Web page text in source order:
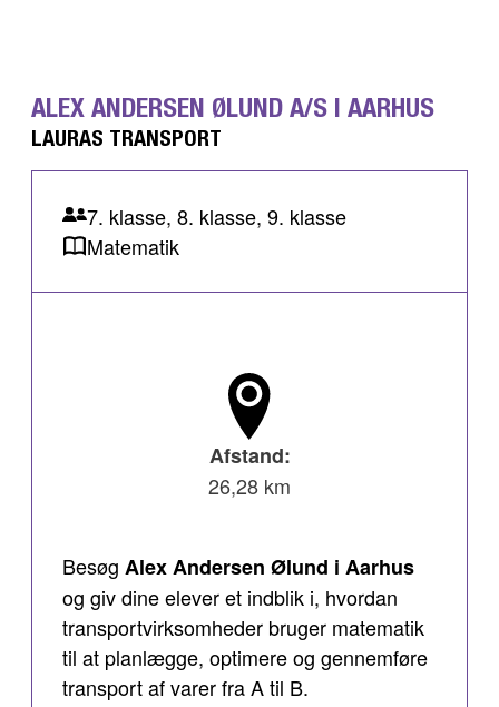
ALEX ANDERSEN ØLUND A/S I AARHUS
LAURAS TRANSPORT
7. klasse, 8. klasse, 9. klasse
Matematik
Afstand:
26,28 km
Besøg Alex Andersen Ølund i Aarhus
og giv dine elever et indblik i, hvordan
transportvirksomheder bruger matematik
til at planlægge, optimere og gennemføre
transport af varer fra A til B.